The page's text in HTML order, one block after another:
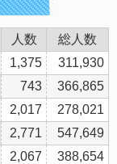
人数
総人数
1,375
311,930
743
366,865
2,017
278,021
2,771
547,649
2,067
388,654